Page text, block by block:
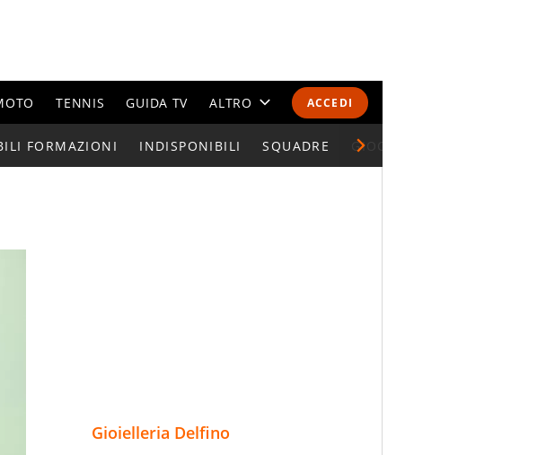
ACCEDI
TENNIS GUIDA TV ALTRO
CALENDARI E CLASSIFICHE
FORMAZIONI INDISPONIBILI SQUADRE GIOCATORI SERIE A
Gioielleria Delfino